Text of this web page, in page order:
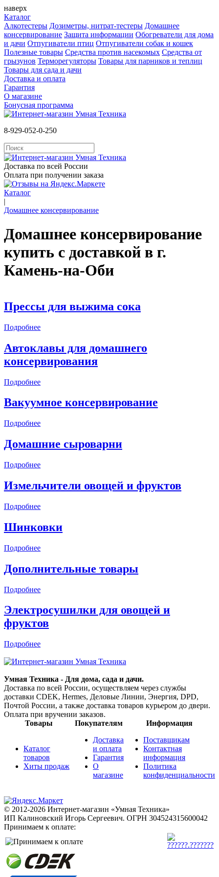
наверх
Каталог
Алкотестеры Дозиметры, нитрат-тестеры Домашнее
консервирование Защита информации Обогреватели для дома
и дачи Отпугиватели птиц Отпугиватели собак и кошек
Полезные товары Средства против насекомых Cредства от
грызунов Терморегуляторы Товары для парников и теплиц
Товары для сада и дачи
Доставка и оплата
Гарантия
О магазине
Бонусная программа
8-929-052-0-250
Доставка по всей России
Оплата при получении заказа
Каталог
|
Домашнее консервирование
Домашнее консервирование
купить с доставкой в г.
Камень-на-Оби
Прессы для выжима сока
Подробнее
Автоклавы для домашнего
консервирования
Подробнее
Вакуумное консервирование
Подробнее
Домашние сыроварни
Подробнее
Измельчители овощей и фруктов
Подробнее
Шинковки
Подробнее
Дополнительные товары
Подробнее
Электросушилки для овощей и
фруктов
Подробнее
Умная Техника - Для дома, сада и дачи.
Доставка по всей России, осуществляем через службы
доставки CDEK, Hermes, Деловые Линии, Энергия, DPD,
Почтой России, а также доставка товаров курьером до двери.
Оплата при вручении заказов.
Товары
Покупателям Информация
Каталог
товаров
Хиты продаж
Доставка
и оплата
Гарантия
О
магазине
Поставщикам
Контактная
информация
Политика
конфиденциальности
© 2012-2026 Интернет-магазин «Умная Техника»
ИП Калиновский Игорь Сергеевич. ОГРН 304524315600042
Принимаем к оплате: